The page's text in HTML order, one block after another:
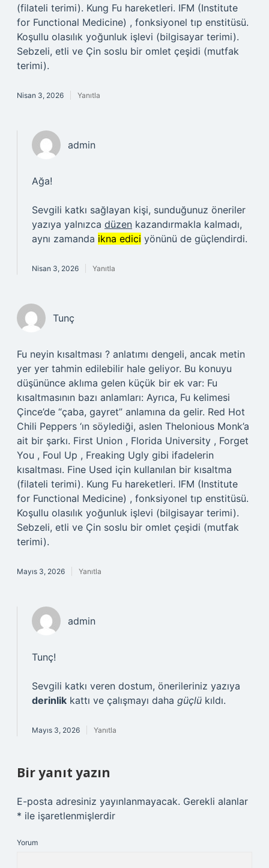
(filateli terimi). Kung Fu hareketleri. IFM (Institute
for Functional Medicine) , fonksiyonel tıp enstitüsü.
Koşullu olasılık yoğunluk işlevi (bilgisayar terimi).
Sebzeli, etli ve Çin soslu bir omlet çeşidi (mutfak
terimi).
Nisan 3, 2026 Yanıtla
admin
Ağa!
Sevgili katkı sağlayan kişi, sunduğunuz öneriler
yazıya yalnızca düzen kazandırmakla kalmadı,
aynı zamanda ikna edici yönünü de güçlendirdi.
Nisan 3, 2026 Yanıtla
Tunç
Fu neyin kısaltması ? anlatımı dengeli, ancak metin
yer yer tahmin edilebilir hale geliyor. Bu konuyu
düşününce aklıma gelen küçük bir ek var: Fu
kısaltmasının bazı anlamları: Ayrıca, Fu kelimesi
Çince’de “çaba, gayret” anlamına da gelir. Red Hot
Chili Peppers ‘ın söylediği, aslen Thelonious Monk’a
ait bir şarkı. First Union , Florida University , Forget
You , Foul Up , Freaking Ugly gibi ifadelerin
kısaltması. Fine Used için kullanılan bir kısaltma
(filateli terimi). Kung Fu hareketleri. IFM (Institute
for Functional Medicine) , fonksiyonel tıp enstitüsü.
Koşullu olasılık yoğunluk işlevi (bilgisayar terimi).
Sebzeli, etli ve Çin soslu bir omlet çeşidi (mutfak
terimi).
Mayıs 3, 2026 Yanıtla
admin
Tunç!
Sevgili katkı veren dostum, önerileriniz yazıya
derinlik kattı ve çalışmayı daha güçlü kıldı.
Mayıs 3, 2026 Yanıtla
Bir yanıt yazın
E-posta adresiniz yayınlanmayacak. Gerekli alanlar
* ile işaretlenmişlerdir
Yorum